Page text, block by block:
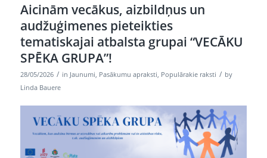
Aicinām vecākus, aizbildņus un
audžuģimenes pieteikties
tematiskajai atbalsta grupai “VECĀKU
SPĒKA GRUPA”!
28/05/2026 / in Jaunumi Pasākumu apraksti Populārakie raksti / by
Linda Bauere